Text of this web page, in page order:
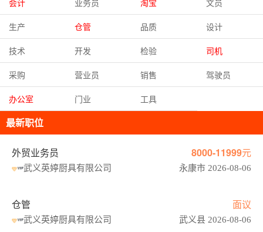
会计 业务员 淘宝 文员
生产 仓管 品质 设计
技术 开发 检验 司机
采购 营业员 销售 驾驶员
办公室 门业 工具
最新职位
外贸业务员 8000-11999元
武义英婷厨具有限公司 永康市 2026-08-06
仓管 面议
武义英婷厨具有限公司 武义县 2026-08-06